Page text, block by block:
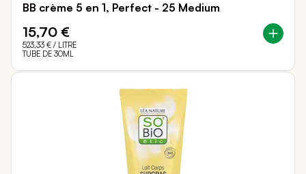
BB crème 5 en 1, Perfect - 25 Medium
15,70 €
523,33 € / LITRE
TUBE DE 30ML